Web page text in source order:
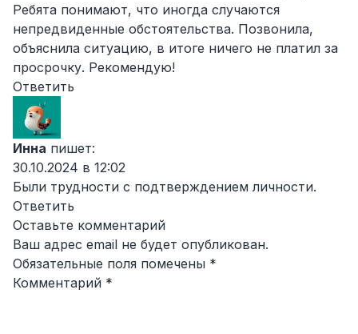
Ребята понимают, что иногда случаются
непредвиденные обстоятельства. Позвонила,
объяснила ситуацию, в итоге ничего не платил за
просрочку. Рекомендую!
Ответить
Инна пишет:
30.10.2024 в 12:02
Были трудности с подтверждением личности.
Ответить
Оставьте комментарий
Ваш адрес email не будет опубликован.
Обязательные поля помечены *
Комментарий *